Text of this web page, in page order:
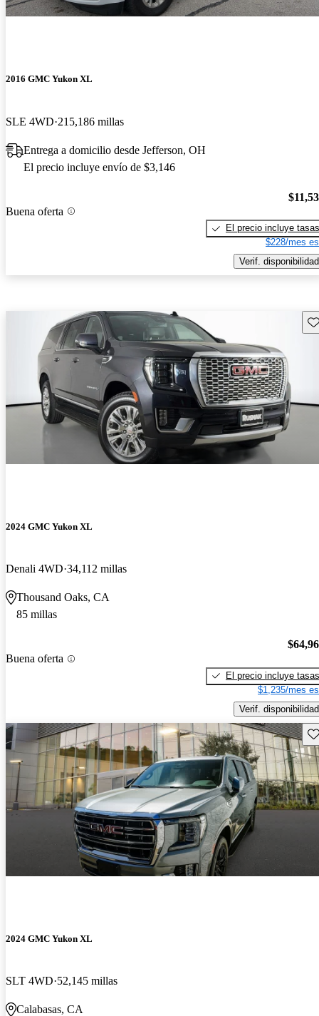
2016 GMC Yukon XL
SLE 4WD 215,186 millas
Entrega a domicilio desde Jefferson, OH
El precio incluye envío de $3,146
Buena oferta
El precio incluye tasas
$228/mes
Verif. disponibilidad
2024 GMC Yukon XL
Denali 4WD 34,112 millas
Thousand Oaks, CA
85 millas
Buena oferta
El precio incluye tasas
$1,235/mes
Verif. disponibilidad
2024 GMC Yukon XL
SLT 4WD 52,145 millas
Calabasas, CA